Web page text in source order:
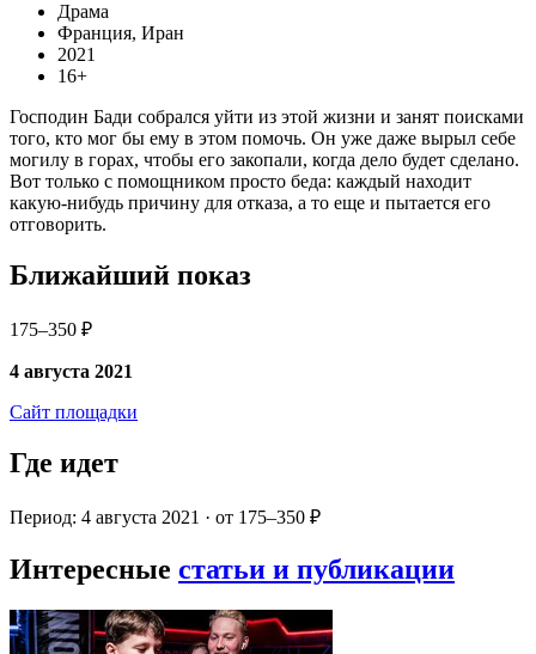
Драма
Франция, Иран
2021
16+
Господин Бади собрался уйти из этой жизни и занят поисками
того, кто мог бы ему в этом помочь. Он уже даже вырыл себе
могилу в горах, чтобы его закопали, когда дело будет сделано.
Вот только с помощником просто беда: каждый находит
какую-нибудь причину для отказа, а то еще и пытается его
отговорить.
Ближайший показ
175–350 ₽
4 августа 2021
Сайт площадки
Где идет
Период: 4 августа 2021 · от 175–350 ₽
Интересные статьи и публикации